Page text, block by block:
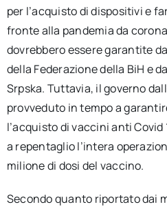
per l’acquisto di dispositivi e
fronte alla pandemia da
dovrebbero essere garantite
della Federazione della BiH e
Srpska. Tuttavia, il governo
provveduto in tempo a
l’acquisto di vaccini anti
a repentaglio l’intera
milione di dosi del vaccino.
Secondo quanto riportato dai